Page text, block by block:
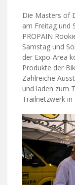
Die Masters of
am Freitag und
PROPAIN
Samstag und
der Expo-Area
Produkte der
Zahlreiche
und laden zum
Trailnetzwerk